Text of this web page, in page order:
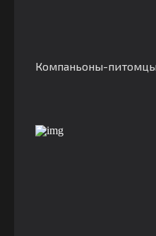
Компаньоны-питомцы